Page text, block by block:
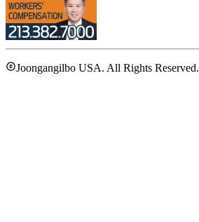
Joongangilbo USA. All Rights Reserved.